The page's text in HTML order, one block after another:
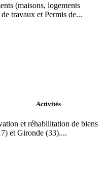
(maisons, logements
travaux et Permis de...
Activités
et réhabilitation de biens
et Gironde (33)....